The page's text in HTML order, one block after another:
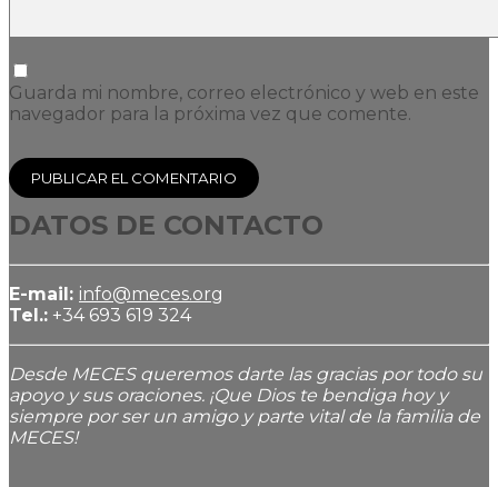
Guarda mi nombre, correo electrónico y web en este
navegador para la próxima vez que comente.
DATOS DE CONTACTO
E-mail: info@meces.org
Tel.: +34 693 619 324
Desde MECES queremos darte las gracias por todo su
apoyo y sus oraciones. ¡Que Dios te bendiga hoy y
siempre por ser un amigo y parte vital de la familia de
MECES!